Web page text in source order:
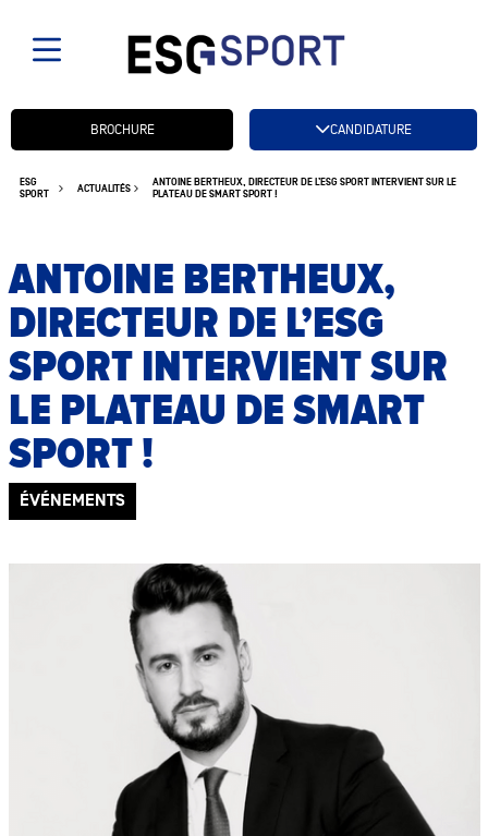
ESG
SPORT
ACTUALITÉS
ANTOINE BERTHEUX, DIRECTEUR DE L’ESG SPORT INTERVIENT SUR LE
PLATEAU DE SMART SPORT !
ANTOINE BERTHEUX,
DIRECTEUR DE L’ESG
SPORT INTERVIENT SUR
LE PLATEAU DE SMART
SPORT !
ÉVÉNEMENTS
CANDIDATURE
Candidatez btnBROCHURE